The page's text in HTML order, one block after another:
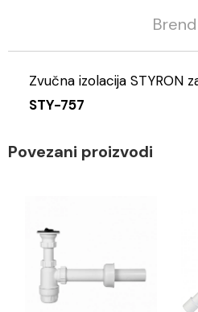
Brend
Zvučna izolacija STYRON
STY-757
Povezani proizvodi